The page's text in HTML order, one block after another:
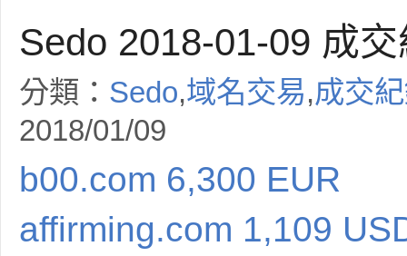
Sedo 2018-01-09 成
分類： Sedo,域名交易,成交
2018/01/09
b00.com 6,300 EUR
affirming.com 1,109